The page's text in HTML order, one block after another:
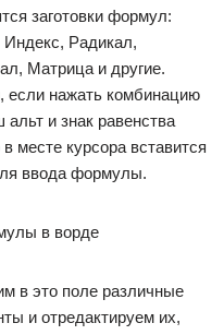
заготовки формул:
Радикал,
Матрица и другие.
если нажать комбинацию
альт и знак равенства
в месте курсора вставится
ввода формулы.
в это поле различные
и отредактируем их,